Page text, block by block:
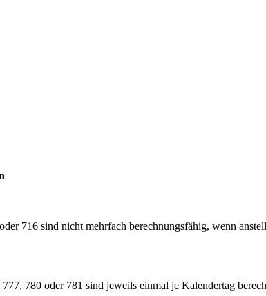
716 sind nicht mehrfach berechnungsfähig, wenn
780 oder 781 sind jeweils einmal je Kalendertag